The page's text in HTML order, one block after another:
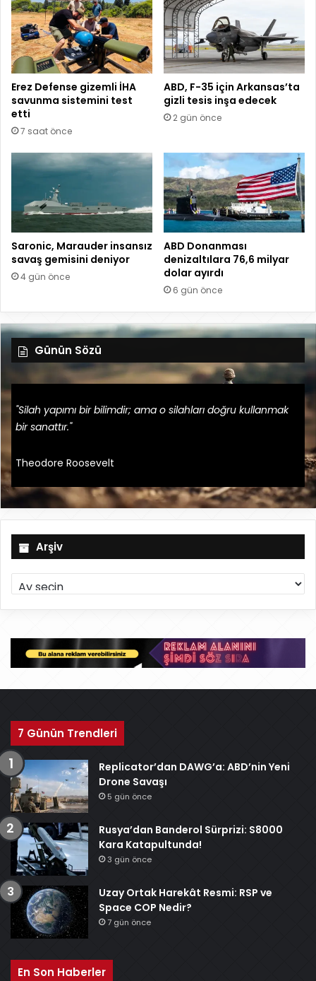
Erez Defense gizemli İHA
savunma sistemini test
etti
7 saat önce
ABD, F-35 için Arkansas’ta
gizli tesis inşa edecek
2 gün önce
Saronic, Marauder insansız
savaş gemisini deniyor
4 gün önce
ABD Donanması
denizaltılara 76,6 milyar
dolar ayırdı
6 gün önce
Günün Sözü
"Silah yapımı bir bilimdir; ama o silahları doğru kullanmak
bir sanattır."
Theodore Roosevelt
Arşiv
r
ş
v
7 Günün Trendleri
Replicator’dan DAWG’a: ABD’nin Yeni
Drone Savaşı
5 gün önce
Rusya’dan Banderol Sürprizi: S8000
Kara Katapultunda!
3 gün önce
Uzay Ortak Harekât Resmi: RSP ve
Space COP Nedir?
7 gün önce
En Son Haberler